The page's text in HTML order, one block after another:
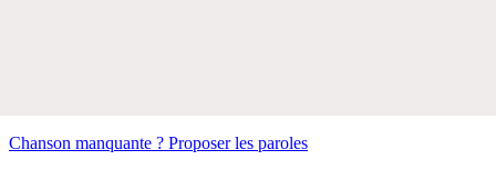
Chanson manquante ? Proposer les paroles